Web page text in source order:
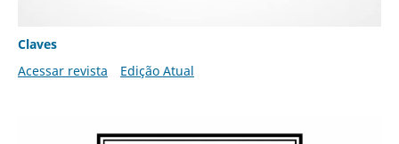
Claves
Acessar revista
Edição Atual